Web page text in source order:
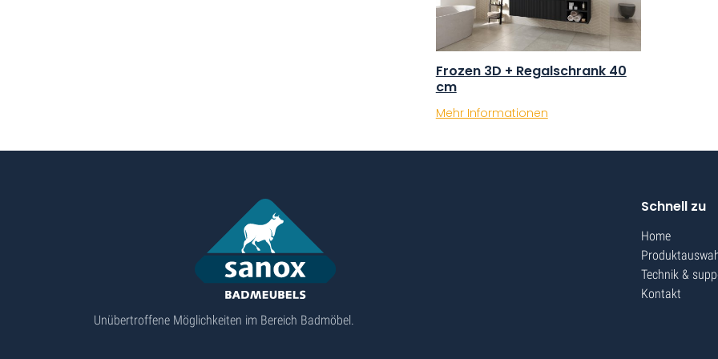
Frozen 3D + Regalschrank 40
cm
Mehr Informationen
Unübertroffene Möglichkeiten im Bereich Badmöbel.
Schnell zu
Home
Technik &
Kontakt